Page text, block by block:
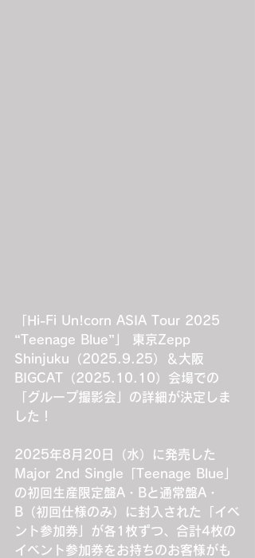
「Hi-Fi Un!corn ASIA Tour 2025
“Teenage Blue”」 東京Zepp
Shinjuku（2025.9.25）＆大阪
BIGCAT（2025.10.10）会場での
「グループ撮影会」の詳細が決定しま
した！
2025年8月20日（水）に発売した
Major 2nd Single「Teenage Blue」
の初回生産限定盤A・Bと通常盤A・
B（初回仕様のみ）に封入された「イベ
ント参加券」が各1枚ずつ、合計4枚の
イベント参加券をお持ちのお客様がも